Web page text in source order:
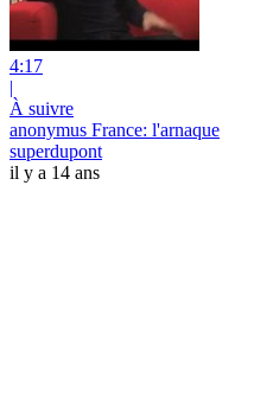
4:17
|
À suivre
anonymus France: l'arnaque
superdupont
il y a 14 ans